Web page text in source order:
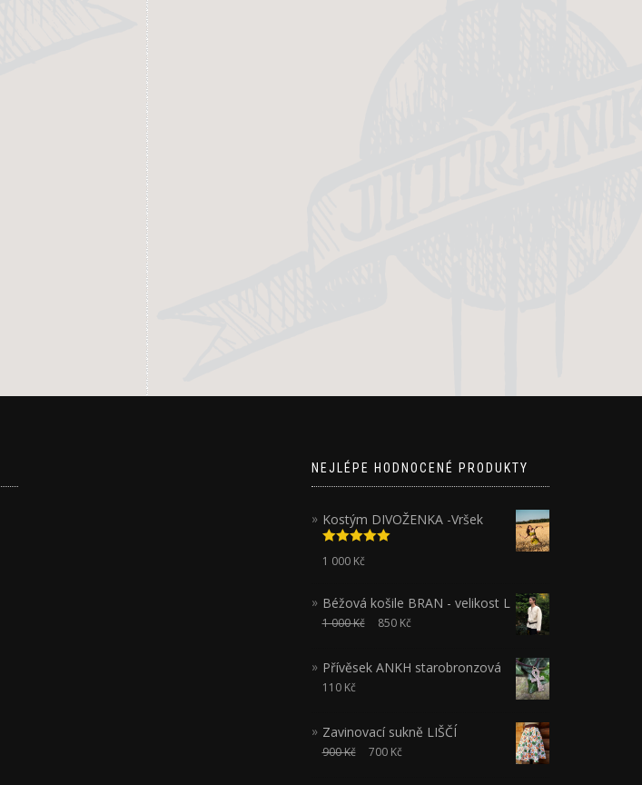
NEJLÉPE HODNOCENÉ PRODUKTY
Kostým DIVOŽENKA -Vršek
Hodnocení
5.00z 5
1 000 Kč
Béžová košile BRAN - velikost L
1 000Kč 850 Kč
Přívěsek ANKH starobronzová
110 Kč
Zavinovací sukně LIŠČÍ
900Kč 700 Kč